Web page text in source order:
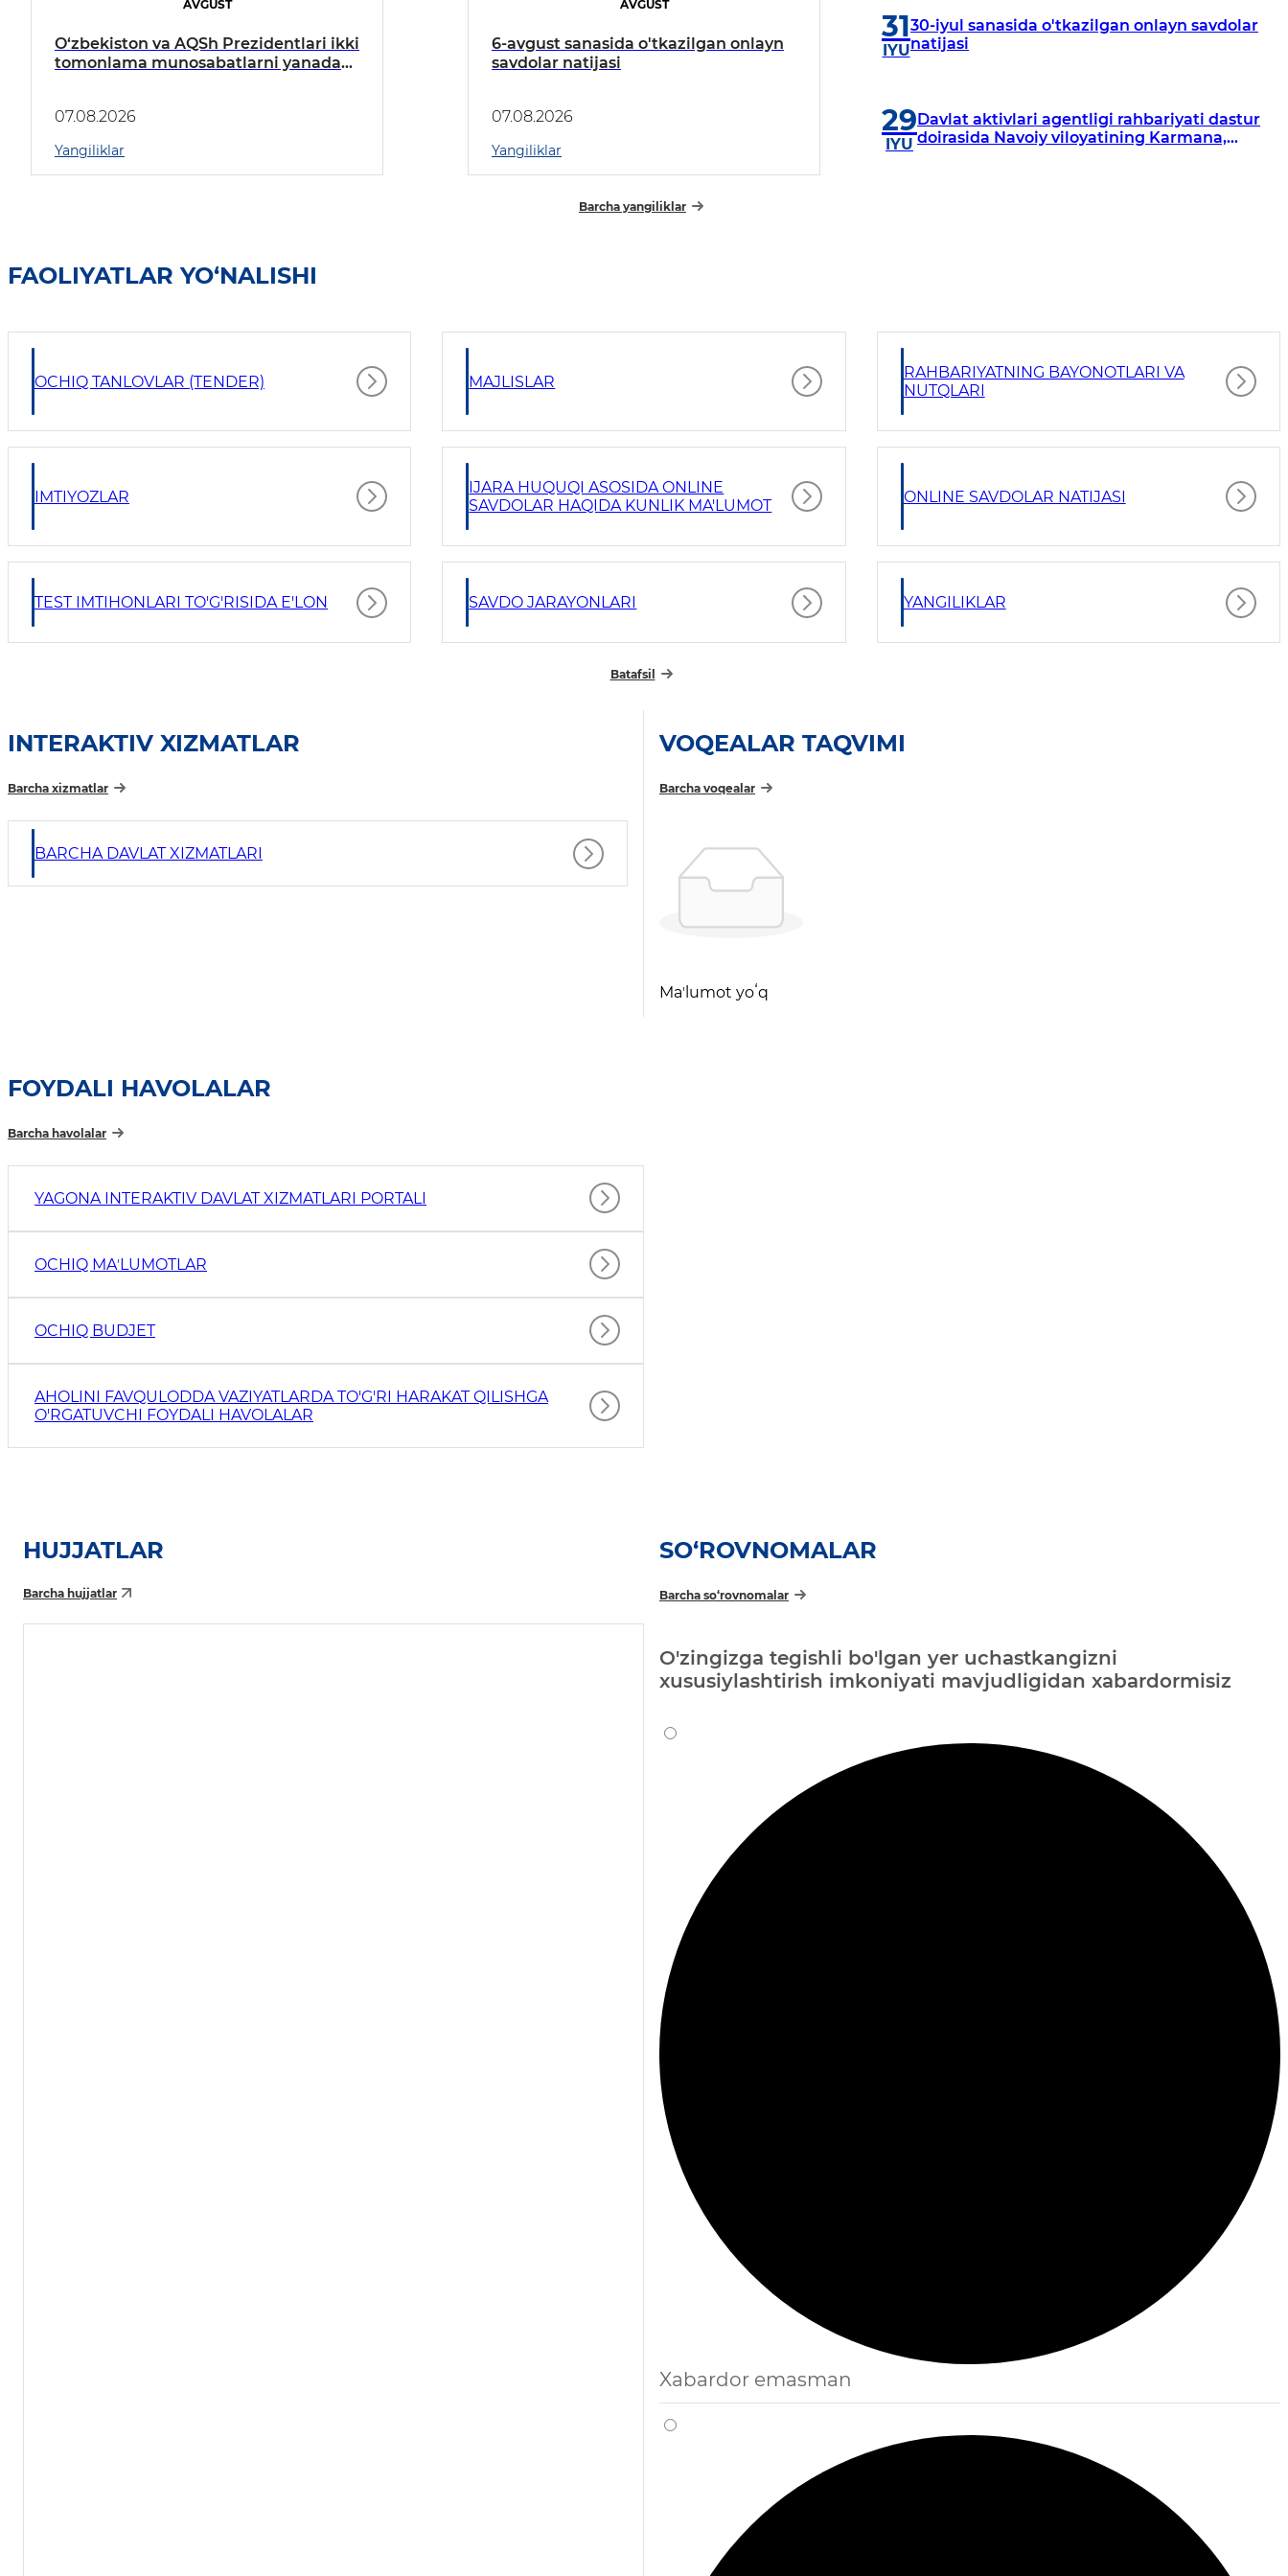
AVGUST
O‘zbekiston va AQSh Prezidentlari ikki
tomonlama munosabatlarni yanada
07.08.2026
Yangiliklar
AVGUST
6-avgust sanasida o'tkazilgan onlayn
savdolar natijasi
07.08.2026
Yangiliklar
31
IYU
30-iyul sanasida o'tkazilgan onlayn savdolar
natijasi
29
IYU
Davlat aktivlari agentligi rahbariyati dastur
doirasida Navoiy viloyatining Karmana,
Barcha yangiliklar
FAOLIYATLAR YO‘NALISHI
OCHIQ TANLOVLAR (TENDER) MAJLISLAR
RAHBARIYATNING BAYONOTLARI VA
NUTQLARI
IMTIYOZLAR
IJARA HUQUQI ASOSIDA ONLINE
SAVDOLAR HAQIDA KUNLIK MA'LUMOT
ONLINE SAVDOLAR NATIJASI
TEST IMTIHONLARI TO'G'RISIDA E'LON SAVDO JARAYONLARI YANGILIKLAR
Batafsil
INTERAKTIV XIZMATLAR
Barcha xizmatlar
BARCHA DAVLAT XIZMATLARI
VOQEALAR TAQVIMI
Barcha voqealar
Maʼlumot yoʻq
FOYDALI HAVOLALAR
Barcha havolalar
YAGONA INTERAKTIV DAVLAT XIZMATLARI PORTALI
OCHIQ MAʼLUMOTLAR
OCHIQ BUDJET
AHOLINI FAVQULODDA VAZIYATLARDA TO'G'RI HARAKAT QILISHGA
O'RGATUVCHI FOYDALI HAVOLALAR
HUJJATLAR
Barcha hujjatlar
SO‘ROVNOMALAR
Barcha so‘rovnomalar
O'zingizga tegishli bo'lgan yer uchastkangizni
xususiylashtirish imkoniyati mavjudligidan xabardormisiz
Xabardor emasman